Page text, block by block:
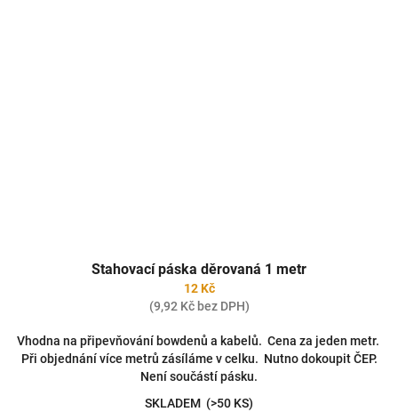
Stahovací páska děrovaná 1 metr
12 Kč
(9,92 Kč bez DPH)
Vhodna na připevňování bowdenů a kabelů. Cena za jeden metr.
Při objednání více metrů zásíláme v celku. Nutno dokoupit ČEP.
Není součástí pásku.
SKLADEM (>50 KS)